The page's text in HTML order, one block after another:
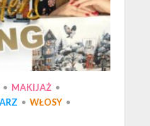
• MAKIJAŻ •
• WŁOSY •